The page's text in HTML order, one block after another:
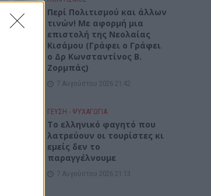
Περί Πολιτισμού και άλλων
τινών! Mε αφορμή μια
επιστολή της Νεολαίας
Κισάμου (Γράφει ο Γράφει
ο Δρ Κωνσταντίνος Β.
Ζορμπάς)
7 Αυγούστου 2026 21:42
ΓΕΎΣΗ - ΨΥΧΑΓΩΓΊΑ
Το ελληνικό φαγητό που
λατρεύουν οι τουρίστες κι
εμείς δεν το
παραγγέλνουμε
7 Αυγούστου 2026 21:13